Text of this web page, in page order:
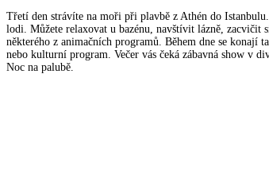
Třetí den strávíte na moři při plavbě z Athén do
lodi. Můžete relaxovat u bazénu, navštívit lázně, zacvičit
některého z animačních programů. Během dne se konají
nebo kulturní program. Večer vás čeká zábavná show v
Noc na palubě.